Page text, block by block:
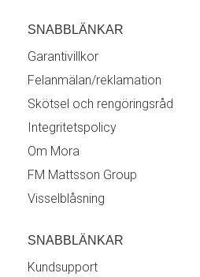
SNABBLÄNKAR
Garantivillkor
Felanmälan/reklamation
Skötsel och rengöringsråd
Integritetspolicy
Om Mora
FM Mattsson Group
Visselblåsning
SNABBLÄNKAR
Kundsupport